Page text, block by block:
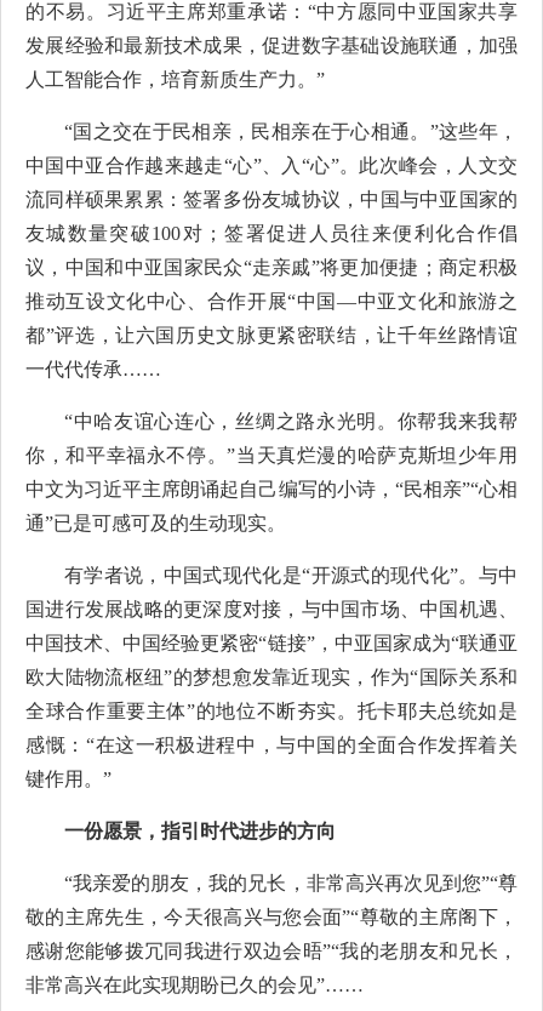
的不易。习近平主席郑重承诺：“中方愿同中亚国家共享
发展经验和最新技术成果，促进数字基础设施联通，加强
人工智能合作，培育新质生产力。”
“国之交在于民相亲，民相亲在于心相通。”这些年，
中国中亚合作越来越走“心”、入“心”。此次峰会，人文交
流同样硕果累累：签署多份友城协议，中国与中亚国家的
友城数量突破100对；签署促进人员往来便利化合作倡
议，中国和中亚国家民众“走亲戚”将更加便捷；商定积极
推动互设文化中心、合作开展“中国—中亚文化和旅游之
都”评选，让六国历史文脉更紧密联结，让千年丝路情谊
一代代传承……
“中哈友谊心连心，丝绸之路永光明。你帮我来我帮
你，和平幸福永不停。”当天真烂漫的哈萨克斯坦少年用
中文为习近平主席朗诵起自己编写的小诗，“民相亲”“心相
通”已是可感可及的生动现实。
有学者说，中国式现代化是“开源式的现代化”。与中
国进行发展战略的更深度对接，与中国市场、中国机遇、
中国技术、中国经验更紧密“链接”，中亚国家成为“联通亚
欧大陆物流枢纽”的梦想愈发靠近现实，作为“国际关系和
全球合作重要主体”的地位不断夯实。托卡耶夫总统如是
感慨：“在这一积极进程中，与中国的全面合作发挥着关
键作用。”
一份愿景，指引时代进步的方向
“我亲爱的朋友，我的兄长，非常高兴再次见到您”“尊
敬的主席先生，今天很高兴与您会面”“尊敬的主席阁下，
感谢您能够拨冗同我进行双边会晤”“我的老朋友和兄长，
非常高兴在此实现期盼已久的会见”……